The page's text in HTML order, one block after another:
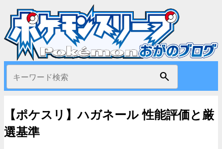
search
【ポケスリ】ハガネール 性能評価と厳
選基準